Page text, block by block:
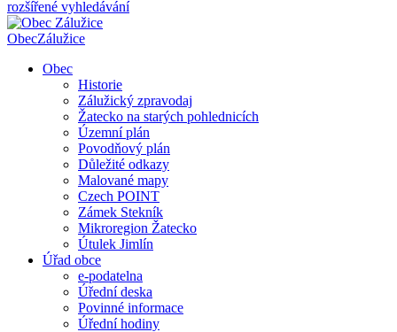
rozšířené vyhledávání
ObecZálužice
Obec
Historie
Zálužický zpravodaj
Žatecko na starých pohlednicích
Územní plán
Povodňový plán
Důležité odkazy
Malované mapy
Czech POINT
Zámek Stekník
Mikroregion Žatecko
Útulek Jimlín
Úřad obce
e-podatelna
Úřední deska
Povinné informace
Úřední hodiny